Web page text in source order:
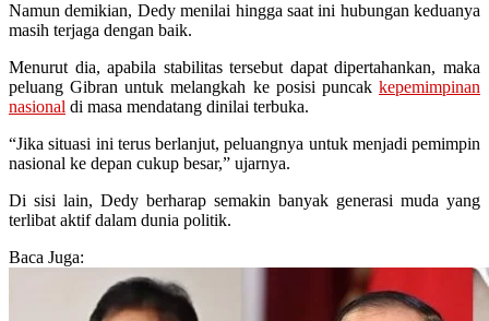
Namun demikian, Dedy menilai hingga saat ini hubungan keduanya
masih terjaga dengan baik.
Menurut dia, apabila stabilitas tersebut dapat dipertahankan, maka
peluang Gibran untuk melangkah ke posisi puncak kepemimpinan
nasional di masa mendatang dinilai terbuka.
“Jika situasi ini terus berlanjut, peluangnya untuk menjadi pemimpin
nasional ke depan cukup besar,” ujarnya.
Di sisi lain, Dedy berharap semakin banyak generasi muda yang
terlibat aktif dalam dunia politik.
Baca Juga: